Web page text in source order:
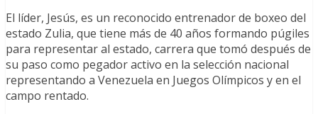
El líder, Jesús, es un reconocido entrenador de boxeo del
estado Zulia, que tiene más de 40 años formando púgiles
para representar al estado, carrera que tomó después de
su paso como pegador activo en la selección nacional
representando a Venezuela en Juegos Olímpicos y en el
campo rentado.